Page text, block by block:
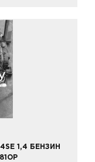
1,4 БЕНЗИН